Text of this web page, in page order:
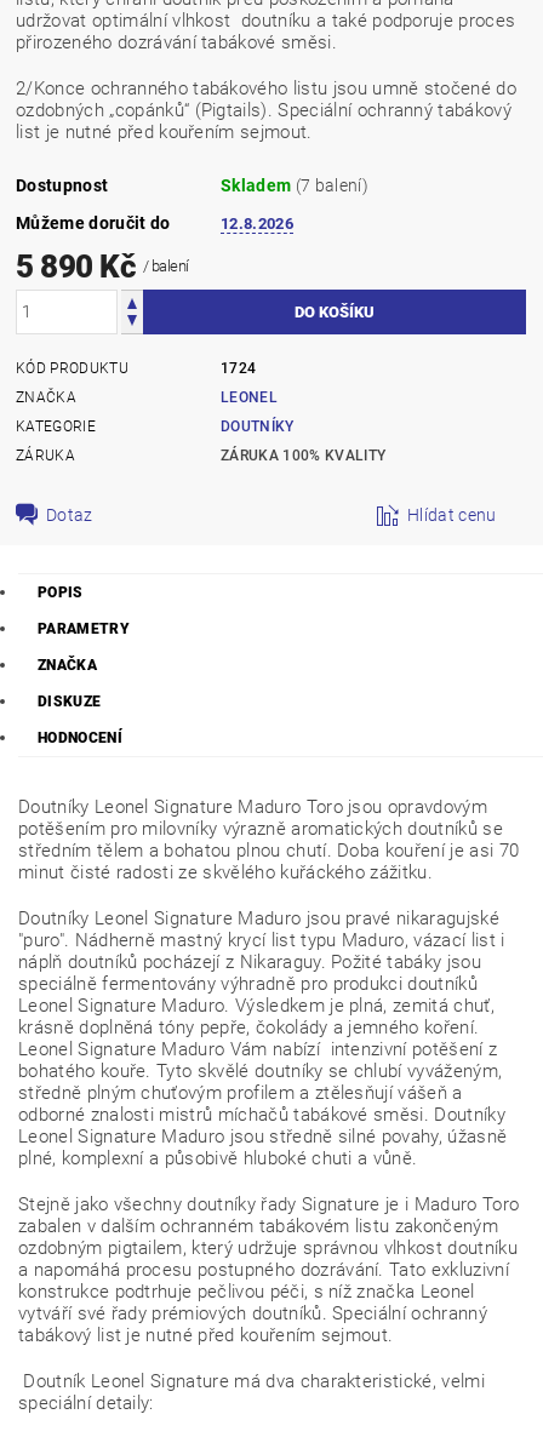
udržovat optimální vlhkost doutníku a také podporuje proces
přirozeného dozrávání tabákové směsi.
2/Konce ochranného tabákového listu jsou umně stočené do
ozdobných „copánků“ (Pigtails). Speciální ochranný tabákový
list je nutné před kouřením sejmout.
Dostupnost Skladem (7 balení)
Můžeme doručit do
12.8.2026
5 890 Kč / balení
KÓD PRODUKTU
1724
ZNAČKA
LEONEL
KATEGORIE
DOUTNÍKY
ZÁRUKA
ZÁRUKA 100% KVALITY
Dotaz Hlídat cenu
POPIS
PARAMETRY
ZNAČKA
DISKUZE
HODNOCENÍ
Doutníky Leonel Signature Maduro Toro jsou opravdovým
potěšením pro milovníky výrazně aromatických doutníků se
středním tělem a bohatou plnou chutí. Doba kouření je asi 70
minut čisté radosti ze skvělého kuřáckého zážitku.
Doutníky Leonel Signature Maduro jsou pravé nikaragujské
"puro". Nádherně mastný krycí list typu Maduro, vázací list i
náplň doutníků pocházejí z Nikaraguy. Požité tabáky jsou
speciálně fermentovány výhradně pro produkci doutníků
Leonel Signature Maduro. Výsledkem je plná, zemitá chuť,
krásně doplněná tóny pepře, čokolády a jemného koření.
Leonel Signature Maduro Vám nabízí intenzivní potěšení z
bohatého kouře. Tyto skvělé doutníky se chlubí vyváženým,
středně plným chuťovým profilem a ztělesňují vášeň a
odborné znalosti mistrů míchačů tabákové směsi. Doutníky
Leonel Signature Maduro jsou středně silné povahy, úžasně
plné, komplexní a působivě hluboké chuti a vůně.
Stejně jako všechny doutníky řady Signature je i Maduro Toro
zabalen v dalším ochranném tabákovém listu zakončeným
ozdobným pigtailem, který udržuje správnou vlhkost doutníku
a napomáhá procesu postupného dozrávání. Tato exkluzivní
konstrukce podtrhuje pečlivou péči, s níž značka Leonel
vytváří své řady prémiových doutníků. Speciální ochranný
tabákový list je nutné před kouřením sejmout.
Doutník Leonel Signature má dva charakteristické, velmi
speciální detaily: